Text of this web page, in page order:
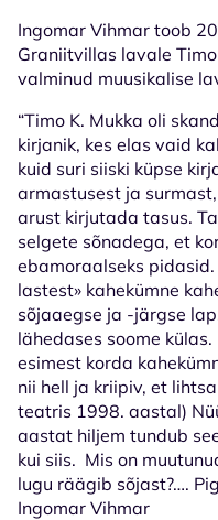
Ingomar Vihmar toob
Graniitvillas lavale
valminud muusikalise
“Timo K. Mukka oli
kirjanik, kes elas vaid
kuid suri siiski küpse
armastusest ja
arust kirjutada tasus.
selgete sõnadega, et
ebamoraalseks
lastest» kahekümne
sõjaaegse ja -järgse
lähedases soome
esimest korda
nii hell ja kriipiv, et
teatris 1998. aastal)
aastat hiljem tundub
kui siis. Mis on
lugu räägib sõjast?….
Ingomar Vihmar